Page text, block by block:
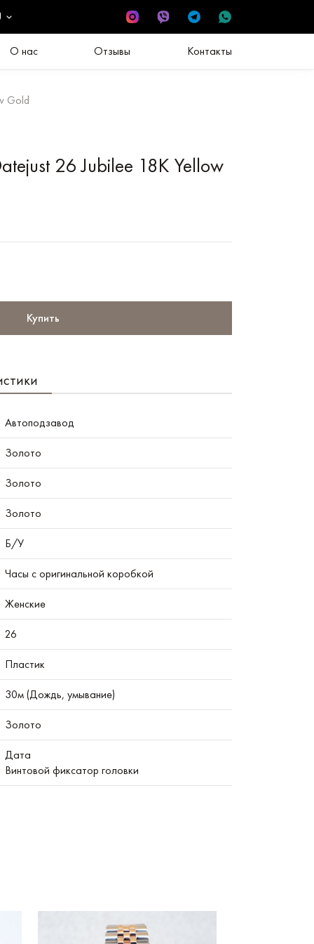
О нас Отзывы Контакты
Gold
26 Jubilee 18K Yellow
Купить
Автоподзавод
Золото
Золото
Золото
Б/У
Часы с оригинальной коробкой
Женские
26
Пластик
30м (Дождь, умывание)
Золото
Дата
Винтовой фиксатор головки